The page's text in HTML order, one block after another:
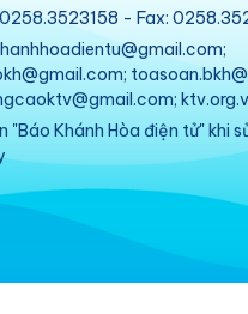
- Fax:
"Báo Khánh Hòa điện tử" khi